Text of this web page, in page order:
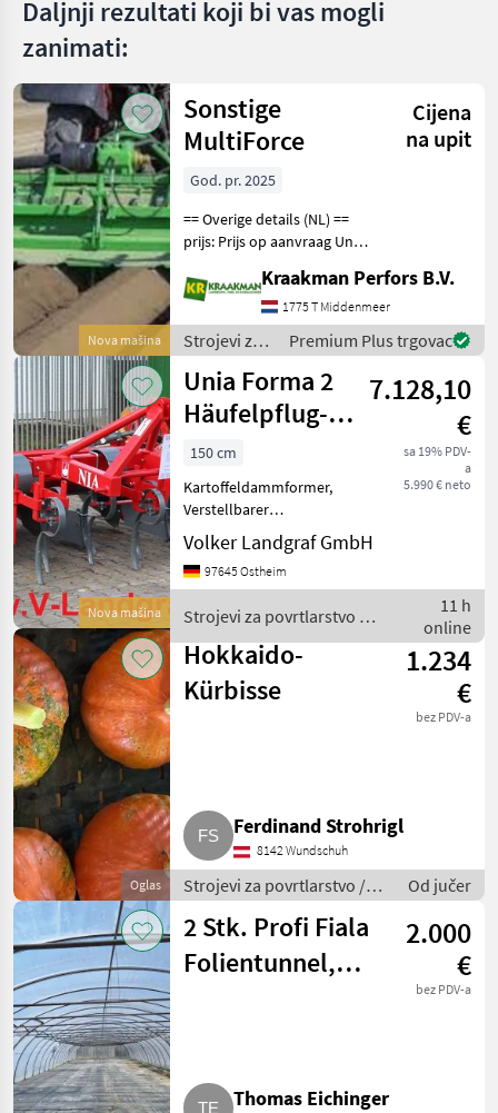
Daljnji rezultati koji bi vas mogli
zanimati:
Nova mašina
Sonstige
MultiForce
Cijena
na upit
God. pr. 2025
== Overige details (NL) ==
prijs: Prijs op aanvraag Unit:
een aanaardkap zonder
kunststof maar een rechte
kap 22, 5 cm bovenbreedte
S
Kraakman Perfors B.V.
1775 T Middenmeer
Strojevi za
povrtlarstvo
/ Sonstige
Premium Plus trgovac
Nova mašina
Unia Forma 2
Häufelpflug-
Dammformer
7.128,10
€
sa 19% PDV-
a
5.990 € neto
150 cm
Kartoffeldammformer,
Verstellbarer
Reihenabstand 70/75 cm,
Neigungseinstellung der
Dammformvorrichtung,
Formungsbleche (für die
Bearbeitung von Dämmen
nac
Volker Landgraf GmbH
97645 Ostheim
Strojevi za povrtlarstvo /
Unia
11 h
online
Oglas
Hokkaido-
Kürbisse
1.234
€
bez PDV-a
Ferdinand Strohrigl
8142 Wundschuh
Strojevi za povrtlarstvo /
Ostali strojevi za
povrtlarstvo
Od jučer
2 Stk. Profi Fiala
Folientunnel,
2.000
€
bez PDV-a
Thomas Eichinger